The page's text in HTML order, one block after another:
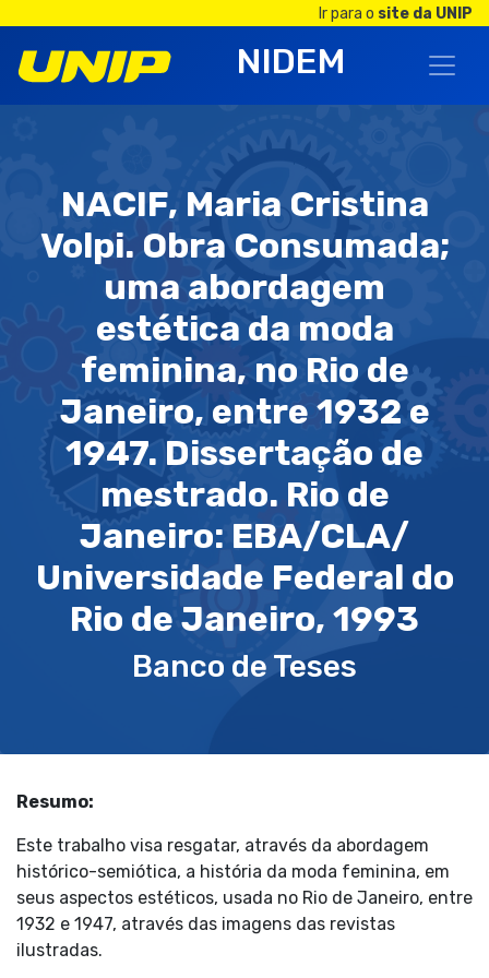
Ir para o site da UNIP
NIDEM
NACIF, Maria Cristina
Volpi. Obra Consumada;
uma abordagem
estética da moda
feminina, no Rio de
Janeiro, entre 1932 e
1947. Dissertação de
mestrado. Rio de
Janeiro: EBA/CLA/
Universidade Federal do
Rio de Janeiro, 1993
Banco de Teses
Resumo:
Este trabalho visa resgatar, através da abordagem
histórico-semiótica, a história da moda feminina, em
seus aspectos estéticos, usada no Rio de Janeiro, entre
1932 e 1947, através das imagens das revistas
ilustradas.